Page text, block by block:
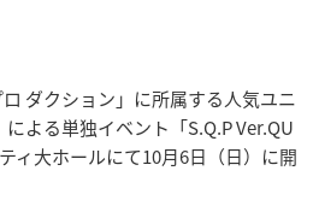
ダクション」に所属する人気ユニ
よる単独イベント「S.Q.P Ver.QU
ィ大ホールにて10月6日（日）に開